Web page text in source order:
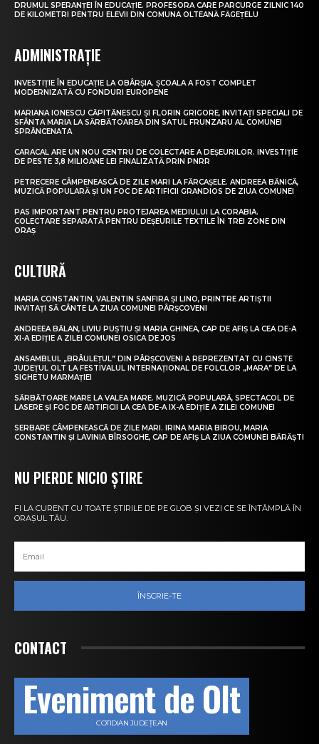
DRUMUL SPERANȚEI ÎN EDUCAȚIE. PROFESORA CARE PARCURGE ZILNIC 140
DE KILOMETRI PENTRU ELEVII DIN COMUNA OLTEANĂ FĂGEȚELU
ADMINISTRAȚIE
INVESTIȚIE ÎN EDUCAȚIE LA OBÂRȘIA. ȘCOALA A FOST COMPLET
MODERNIZATĂ CU FONDURI EUROPENE
MARIANA IONESCU CĂPITĂNESCU ȘI FLORIN GRIGORE, INVITAȚI SPECIALI DE
SFÂNTA MARIA LA SĂRBĂTOAREA DIN SATUL FRUNZARU AL COMUNEI
SPRÂNCENATA
CARACAL ARE UN NOU CENTRU DE COLECTARE A DEȘEURILOR. INVESTIȚIE
DE PESTE 3,8 MILIOANE LEI FINALIZATĂ PRIN PNRR
PETRECERE CÂMPENEASCĂ DE ZILE MARI LA FĂRCAȘELE. ANDREEA BĂNICĂ,
MUZICĂ POPULARĂ ȘI UN FOC DE ARTIFICII GRANDIOS DE ZIUA COMUNEI
PAS IMPORTANT PENTRU PROTEJAREA MEDIULUI LA CORABIA.
COLECTARE SEPARATĂ PENTRU DEȘEURILE TEXTILE ÎN TREI ZONE DIN
ORAȘ
CULTURĂ
MARIA CONSTANTIN, VALENTIN SANFIRA ȘI LINO, PRINTRE ARTIȘTII
INVITAȚI SĂ CÂNTE LA ZIUA COMUNEI PÂRȘCOVENI
ANDREEA BĂLAN, LIVIU PUȘTIU ȘI MARIA GHINEA, CAP DE AFIȘ LA CEA DE-A
XI-A EDIȚIE A ZILEI COMUNEI OSICA DE JOS
ANSAMBLUL „BRÂULEȚUL” DIN PÂRȘCOVENI A REPREZENTAT CU CINSTE
JUDEȚUL OLT LA FESTIVALUL INTERNAȚIONAL DE FOLCLOR „MARA” DE LA
SIGHETU MARMAȚIEI
SĂRBĂTOARE MARE LA VALEA MARE. MUZICĂ POPULARĂ, SPECTACOL DE
LASERE ȘI FOC DE ARTIFICII LA CEA DE-A IX-A EDIȚIE A ZILEI COMUNEI
SERBARE CÂMPENEASCĂ DE ZILE MARI. IRINA MARIA BIROU, MARIA
CONSTANTIN ȘI LAVINIA BÎRSOGHE, CAP DE AFIȘ LA ZIUA COMUNEI BĂRĂȘTI
NU PIERDE NICIO ȘTIRE
FI LA CURENT CU TOATE ȘTIRILE DE PE GLOB ȘI VEZI CE SE ÎNTÂMPLĂ ÎN
ORAȘUL TĂU.
ÎNSCRIE-TE
CONTACT
Eveniment de Olt
COTIDIAN JUDEȚEAN